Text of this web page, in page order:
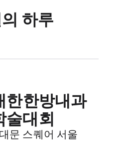
하루
한한방내과
술대회
문 스퀘어 서울